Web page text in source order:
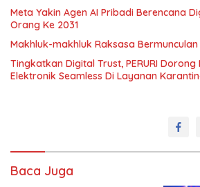
Meta Yakin Agen AI Pribadi Berencana
Orang Ke 2031
Makhluk-makhluk Raksasa
Tingkatkan Digital Trust, PERURI
Elektronik Seamless Di Layanan
Baca Juga